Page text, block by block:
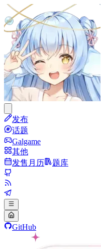
发布
话题
Galgame
其他
发售月历
题库
GitHub